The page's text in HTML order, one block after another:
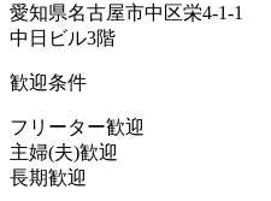
愛知県名古屋市中区栄4-1-1
中日ビル3階
歓迎条件
フリーター歓迎
主婦(夫)歓迎
長期歓迎